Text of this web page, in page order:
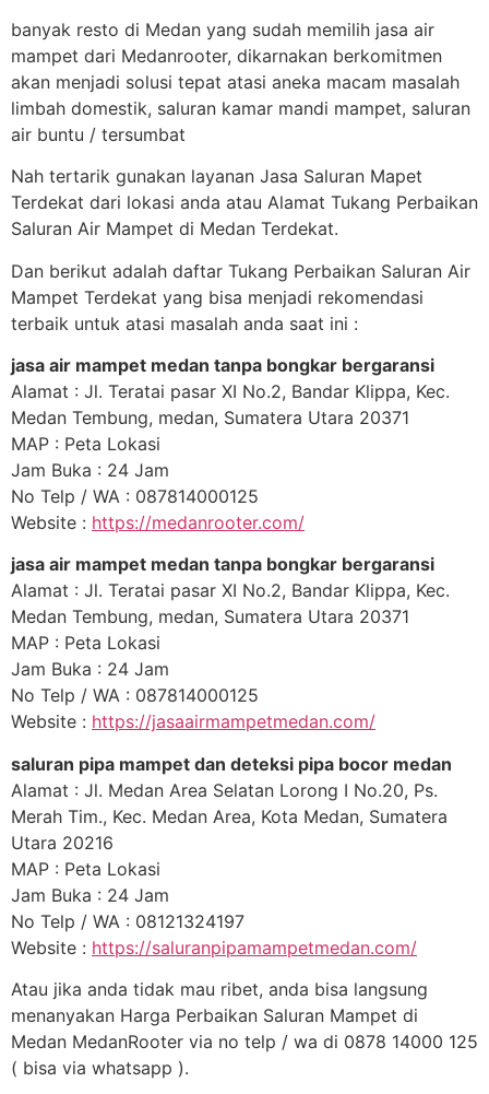
banyak resto di Medan yang sudah memilih jasa air
mampet dari Medanrooter, dikarnakan berkomitmen
akan menjadi solusi tepat atasi aneka macam masalah
limbah domestik, saluran kamar mandi mampet, saluran
air buntu / tersumbat
Nah tertarik gunakan layanan Jasa Saluran Mapet
Terdekat dari lokasi anda atau Alamat Tukang Perbaikan
Saluran Air Mampet di Medan Terdekat.
Dan berikut adalah daftar Tukang Perbaikan Saluran Air
Mampet Terdekat yang bisa menjadi rekomendasi
terbaik untuk atasi masalah anda saat ini :
jasa air mampet medan tanpa bongkar bergaransi
Alamat : Jl. Teratai pasar XI No.2, Bandar Klippa, Kec.
Medan Tembung, medan, Sumatera Utara 20371
MAP : Peta Lokasi
Jam Buka : 24 Jam
No Telp / WA : 087814000125
Website : https://medanrooter.com/
jasa air mampet medan tanpa bongkar bergaransi
Alamat : Jl. Teratai pasar XI No.2, Bandar Klippa, Kec.
Medan Tembung, medan, Sumatera Utara 20371
MAP : Peta Lokasi
Jam Buka : 24 Jam
No Telp / WA : 087814000125
Website : https://jasaairmampetmedan.com/
saluran pipa mampet dan deteksi pipa bocor medan
Alamat : Jl. Medan Area Selatan Lorong I No.20, Ps.
Merah Tim., Kec. Medan Area, Kota Medan, Sumatera
Utara 20216
MAP : Peta Lokasi
Jam Buka : 24 Jam
No Telp / WA : 08121324197
Website : https://saluranpipamampetmedan.com/
Atau jika anda tidak mau ribet, anda bisa langsung
menanyakan Harga Perbaikan Saluran Mampet di
Medan MedanRooter via no telp / wa di 0878 14000 125
( bisa via whatsapp ).